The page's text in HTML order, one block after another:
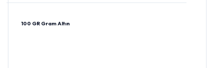
100 GR Gram Altın